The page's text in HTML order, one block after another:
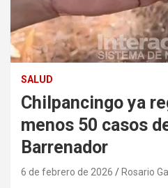
SALUD
Chilpancingo ya
menos 50 casos
Barrenador
6 de febrero de 2026 Rosario